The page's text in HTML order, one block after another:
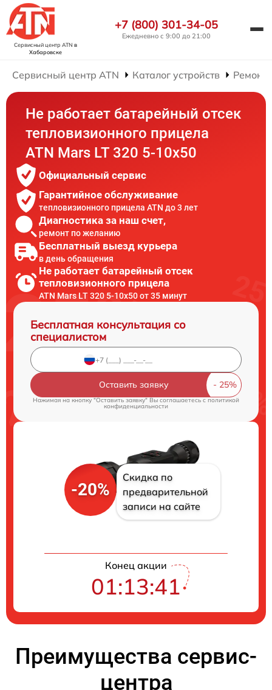
Сервисный центр ATN в
Хабаровске
+7 (800) 301-34-05
Ежедневно с 9:00 до 21:00
Сервисный центр ATN Каталог устройств Ремонт
Не работает батарейный отсек
тепловизионного прицела
ATN Mars LT 320 5-10x50
Официальный сервис
Гарантийное обслуживание
тепловизионного прицела ATN до 3 лет
Диагностика за наш счет,
ремонт по желанию
Бесплатный выезд курьера
в день обращения
Не работает батарейный отсек
тепловизионного прицела
ATN Mars LT 320 5-10x50 от 35 минут
Бесплатная консультация со
специалистом
Оставить заявку
Нажимая на кнопку "Оставить заявку" Вы соглашаетесь cполитикой
конфиденциальности
-20%
Скидка по
предварительной
записи на сайте
Конец акции
01:13:40
Преимущества сервис-
центра